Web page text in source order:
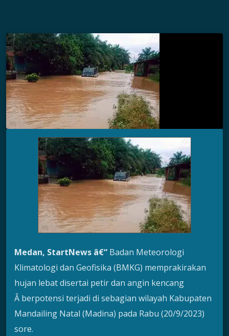
Medan, StartNews â€“ Badan Meteorologi
Klimatologi dan Geofisika (BMKG) memprakirakan
hujan lebat disertai petir dan angin kencang
Â berpotensi terjadi di sebagian wilayah Kabupaten
Mandailing Natal (Madina) pada Rabu (20/9/2023)
sore.